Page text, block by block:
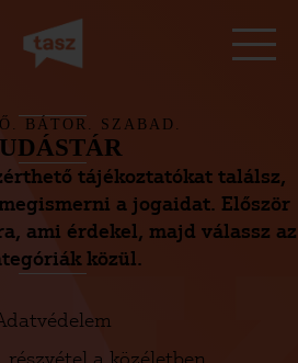
BÁTOR. SZABAD.
tájékoztatókat találsz,
a jogaidat. Először
ami érdekel, majd válassz az
közül.